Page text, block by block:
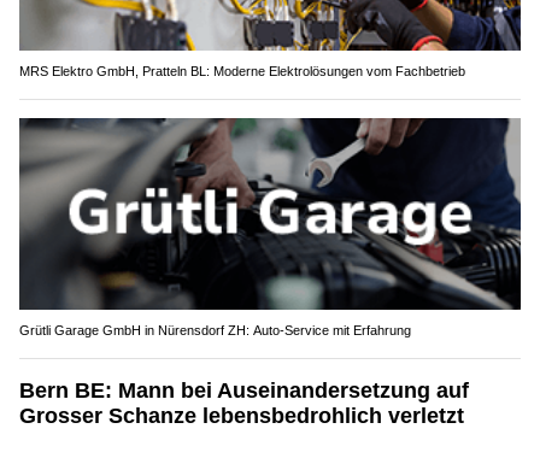
MRS Elektro GmbH, Pratteln BL: Moderne Elektrolösungen vom Fachbetrieb
Grütli Garage GmbH in Nürensdorf ZH: Auto-Service mit Erfahrung
Bern BE: Mann bei Auseinandersetzung auf
Grosser Schanze lebensbedrohlich verletzt